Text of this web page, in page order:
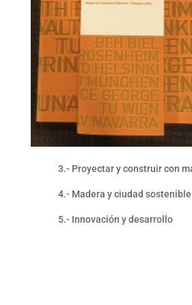
3.- Proyectar y construir con
4.- Madera y ciudad sostenible
5.- Innovación y desarrollo